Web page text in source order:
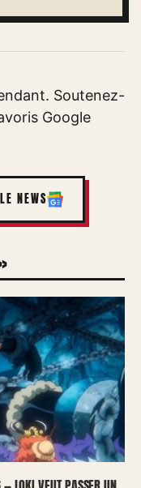
Soutenez-
Google
NEWS